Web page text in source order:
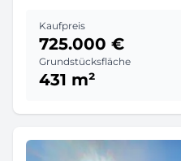
Kaufpreis
725.000 €
Grundstücksfläche
431 m²